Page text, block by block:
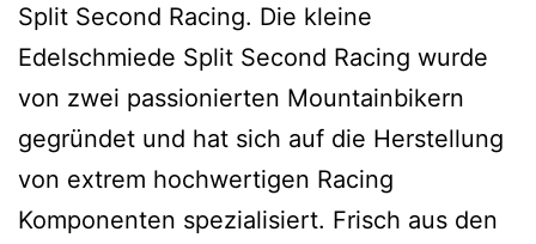
Split Second Racing. Die kleine
Edelschmiede Split Second Racing wurde
von zwei passionierten Mountainbikern
gegründet und hat sich auf die Herstellung
von extrem hochwertigen Racing
Komponenten spezialisiert. Frisch aus den